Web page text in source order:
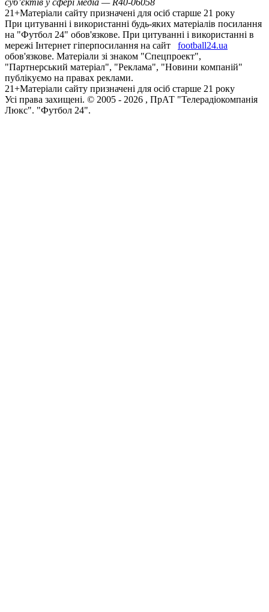
суб’єктів у сфері медіа — R40-06058
21+Матеріали сайту призначені для осіб старше 21 року
При цитуванні і використанні будь-яких матеріалів посилання
на "Футбол 24" обов'язкове. При цитуванні і використанні в
мережі Інтернет гіперпосилання на сайт
football24.ua
обов'язкове. Матеріали зі знаком "Спецпроект",
"Партнерський матеріал", "Реклама", "Новини компаній"
публікуємо на правах реклами.
21+Матеріали сайту призначені для осіб старше 21 року
Усi права захищенi. © 2005 - 2026 , ПрАТ "Телерадіокомпанія
Люкс". "Футбол 24".